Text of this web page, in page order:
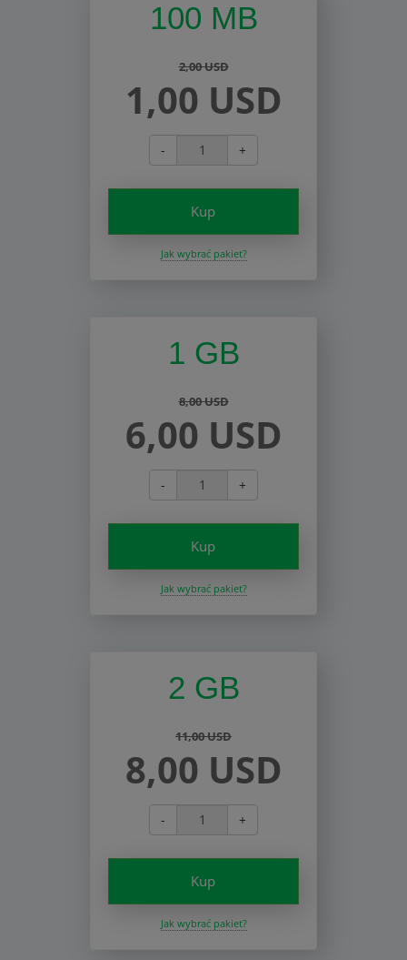
100 MB
2,00 USD
1,00 USD
- +
Kup
Jak wybrać pakiet?
1 GB
8,00 USD
6,00 USD
- +
Kup
Jak wybrać pakiet?
2 GB
11,00 USD
8,00 USD
- +
Kup
Jak wybrać pakiet?